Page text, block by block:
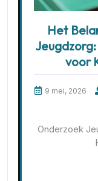
Het
voor
9 mei, 2026
Onderzoek